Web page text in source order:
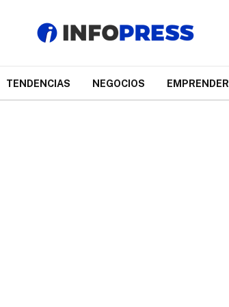
TENDENCIAS NEGOCIOS EMPRENDER